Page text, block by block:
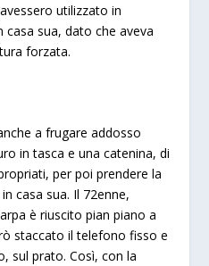
utilizzato in
casa sua, dato che aveva
forzata.
a frugare addosso
in tasca e una catenina, di
per poi prendere la
casa sua. Il 72enne,
è riuscito pian piano a
staccato il telefono fisso e
sul prato. Così, con la